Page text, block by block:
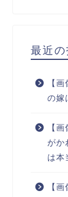
最近の
【
の嫁
【
がか
は本
【